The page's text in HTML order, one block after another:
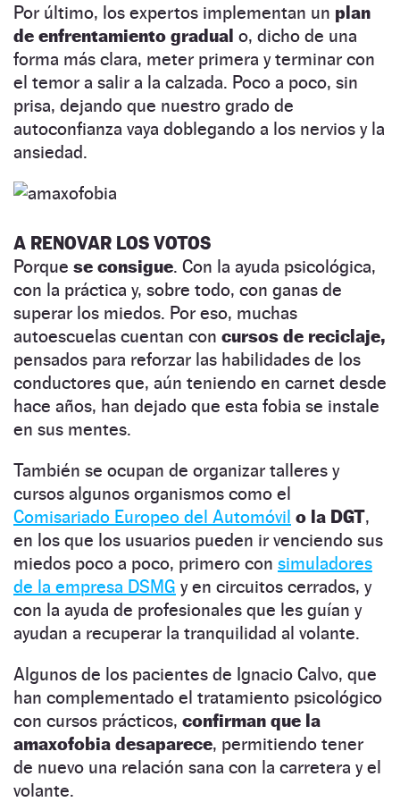
Por último, los expertos implementan un plan
de enfrentamiento gradual o, dicho de una
forma más clara, meter primera y terminar con
el temor a salir a la calzada. Poco a poco, sin
prisa, dejando que nuestro grado de
autoconfianza vaya doblegando a los nervios y la
ansiedad.
A RENOVAR LOS VOTOS
Porque se consigue. Con la ayuda psicológica,
con la práctica y, sobre todo, con ganas de
superar los miedos. Por eso, muchas
autoescuelas cuentan con cursos de reciclaje,
pensados para reforzar las habilidades de los
conductores que, aún teniendo en carnet desde
hace años, han dejado que esta fobia se instale
en sus mentes.
También se ocupan de organizar talleres y
cursos algunos organismos como el
Comisariado Europeo del Automóvil o la DGT,
en los que los usuarios pueden ir venciendo sus
miedos poco a poco, primero con simuladores
de la empresa DSMG y en circuitos cerrados, y
con la ayuda de profesionales que les guían y
ayudan a recuperar la tranquilidad al volante.
Algunos de los pacientes de Ignacio Calvo, que
han complementado el tratamiento psicológico
con cursos prácticos, confirman que la
amaxofobia desaparece, permitiendo tener
de nuevo una relación sana con la carretera y el
volante.